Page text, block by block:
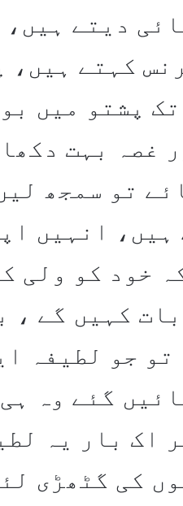
دیتے ہیں،
کہتے ہیں،
پشتو میں
غصہ بہت
تو سمجھ
ہیں، انہیں
خود کو ولی
کہیں گے ،
جو لطیفہ
گئے وہ
اک بار یہ
کی گٹھڑی